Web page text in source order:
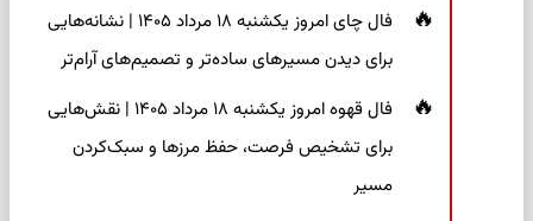
فال چای امروز یکشنبه ۱۸ مرداد ۱۴۰۵ | نشانه‌هایی
برای دیدن مسیرهای ساده‌تر و تصمیم‌های آرام‌تر
فال قهوه امروز یکشنبه ۱۸ مرداد ۱۴۰۵ | نقش‌هایی
برای تشخیص فرصت، حفظ مرزها و سبک‌کردن
مسیر